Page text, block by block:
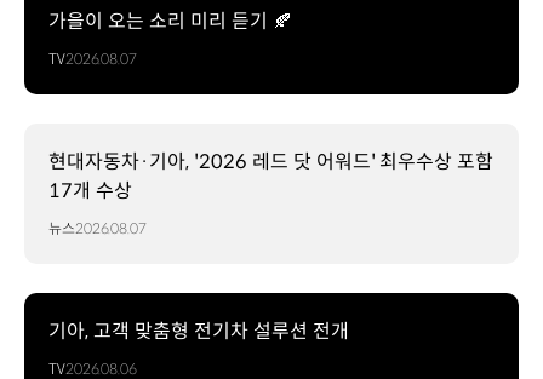
가을이 오는 소리 미리 듣기 🍂
TV2026.08.07
현대자동차·기아, '2026 레드 닷 어워드' 최우수상 포함
17개 수상
뉴스2026.08.07
기아, 고객 맞춤형 전기차 설루션 전개
TV2026.08.06